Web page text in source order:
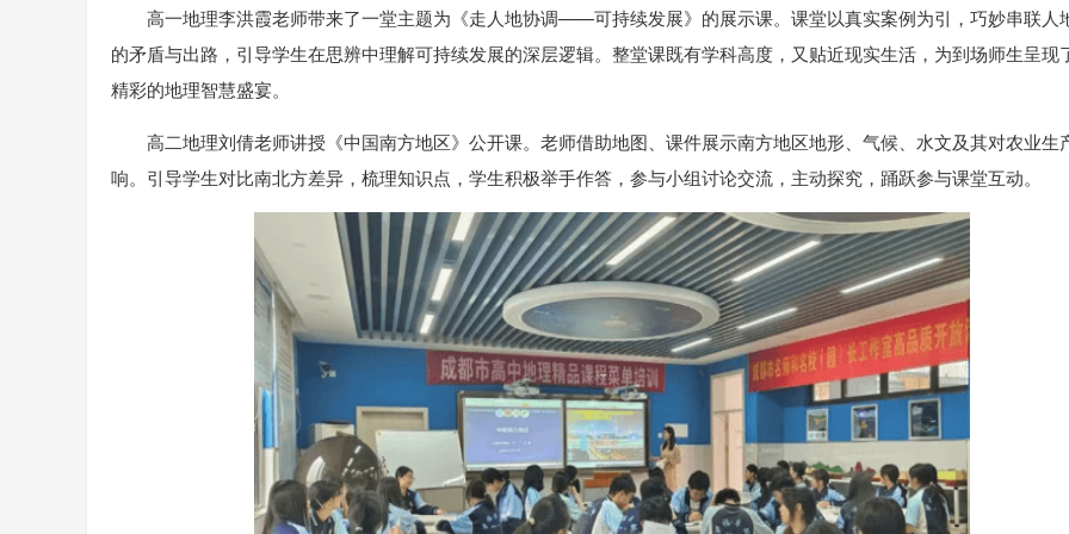
高一地理李洪霞老师带来了一堂主题为《走人地协调——可持续发展》的展示课。课堂以真实案例为引，巧妙串联人
的矛盾与出路，引导学生在思辨中理解可持续发展的深层逻辑。整堂课既有学科高度，又贴近现实生活，为到场师生呈现
精彩的地理智慧盛宴。
高二地理刘倩老师讲授《中国南方地区》公开课。老师借助地图、课件展示南方地区地形、气候、水文及其对农业生
响。引导学生对比南北方差异，梳理知识点，学生积极举手作答，参与小组讨论交流，主动探究，踊跃参与课堂互动。